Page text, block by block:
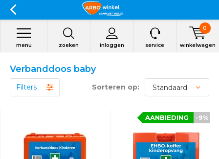
zoeken inloggen
menu service winkelwagen
0
Verbanddoos baby
Filters Sorteren op:
-9%
AANBIEDING